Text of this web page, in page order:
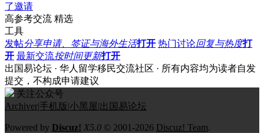
了邀请
高参考交流 精选
工具
发帖分享申请、签证与海外生活打开 热门讨论回复与热度打
开 最新交流按时间更新打开
出国易论坛 · 华人留学移民交流社区 · 所有内容均为读者自发
提交，不构成申请建议
关注公众号
Archiver|手机版|小黑屋|出国易论坛
Powered by Discuz! X5.0 © 2001-2026 Discuz! Team.